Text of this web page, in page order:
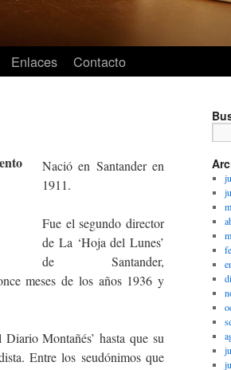
Enlaces Contacto
Nació en Santander en
1911.
Fue el segundo director
de La ‘Hoja del Lunes’
de Santander,
meses de los años 1936 y
Montañés’ hasta que su
Entre los seudónimos que